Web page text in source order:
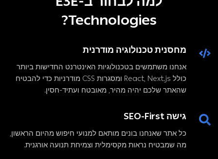
Technologies?
מחסנית טכנולוגיה מודרנית
אנחנו משתמשים בטכנולוגיות האינטרנט החדישות ביותר
כולל React, Next.js ומסגרות CSS מודרניות כדי להבטיח
שהאתר שלכם יהיה מהיר, מאובטח ועתיד-חסין.
גישה SEO-First
כל אתר שאנחנו בונים מותאם למנועי חיפוש מהיום הראשון,
מה שמבטיח נראות מקסימלית וצמיחת תנועה אורגנית.